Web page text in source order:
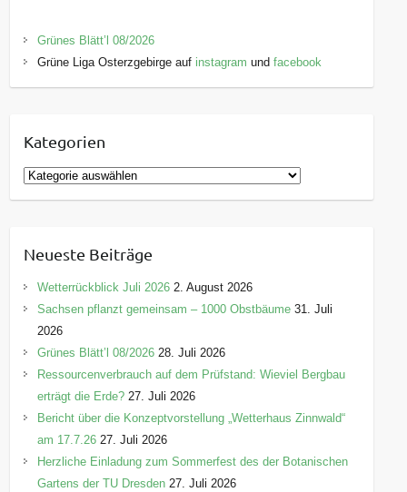
Grünes Blätt’l 08/2026
Grüne Liga Osterzgebirge auf instagram undfacebook
Kategorien
K
a
g
o
r
e
n
Neueste Beiträge
Wetterrückblick Juli 2026 2. August 2026
Sachsen pflanzt gemeinsam – 1000 Obstbäume 31. Juli
2026
Grünes Blätt’l 08/2026 28. Juli 2026
Ressourcenverbrauch auf dem Prüfstand: Wieviel Bergbau
erträgt die Erde? 27. Juli 2026
Bericht über die Konzeptvorstellung „Wetterhaus Zinnwald“
am 17.7.26 27. Juli 2026
Herzliche Einladung zum Sommerfest des der Botanischen
Gartens der TU Dresden 27. Juli 2026